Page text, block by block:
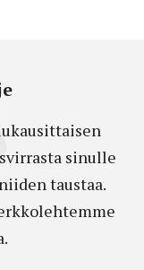
sinulle
taustaa.